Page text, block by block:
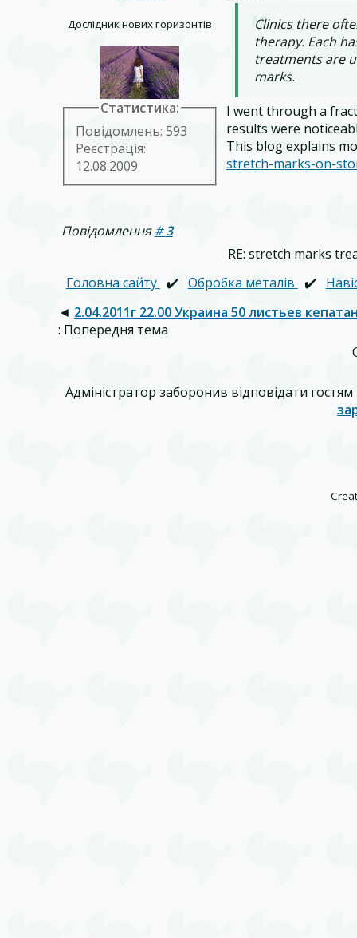
Дослідник нових горизонтів
Статистика:
Повідомлень: 593
Реєстрація:
12.08.2009
Clinics there
therapy. Each
treatments are
marks.
I went through a
results were
This blog explains
stretch-marks-on-
Повідомлення#3
RE: stretch marks
Головна сайту ✔️ Обробка металів ✔️
◄ 2.04.2011г 22.00 Украина 50 листьев
: Попередня тема
Адміністратор заборонив відповідати